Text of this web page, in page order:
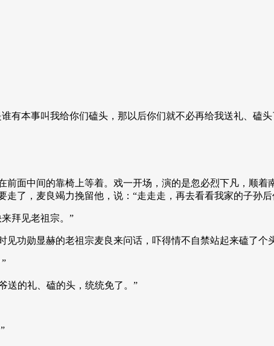
有本事叫我给你们磕头，那以后你们就不必再给我送礼、磕头
面中间的靠椅上等着。戏一开场，演的是忽必烈下凡，顺着
了，麦良竭力挽留他，说：“走走走，再去看看我家的子孙
拜见老祖宗。”
功勋显赫的老祖宗麦良来问话，吓得情不自禁站起来磕了个
送的礼、磕的头，统统免了。”